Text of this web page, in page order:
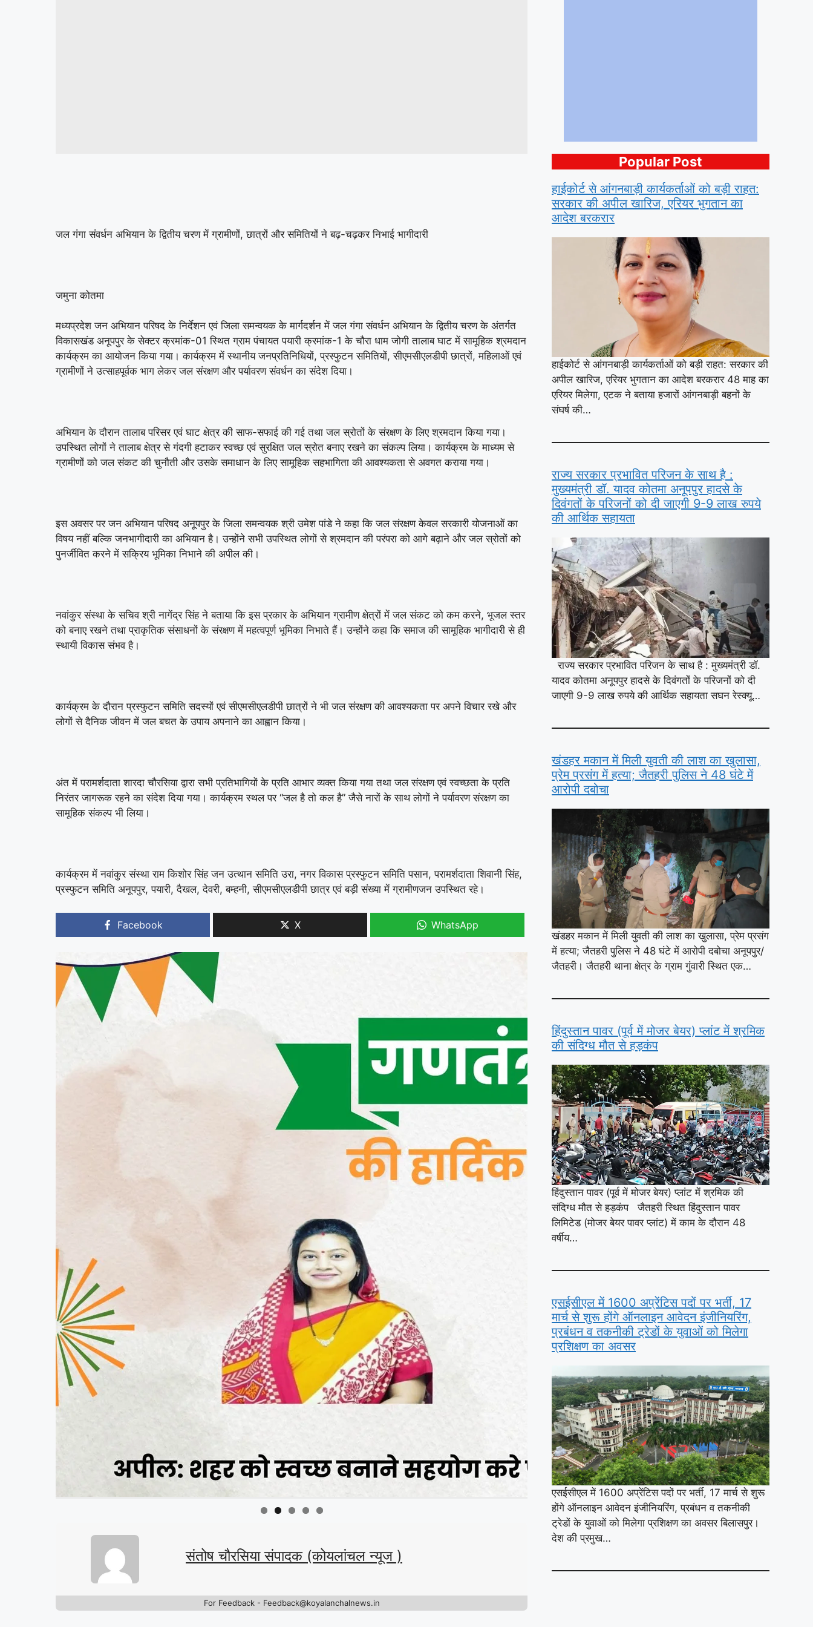
जल गंगा संवर्धन अभियान के द्वितीय चरण में ग्रामीणों, छात्रों और समितियों ने बढ़-चढ़कर निभाई भागीदारी
जमुना कोतमा
मध्यप्रदेश जन अभियान परिषद के निर्देशन एवं जिला समन्वयक के मार्गदर्शन में जल गंगा संवर्धन अभियान के द्वितीय चरण के अंतर्गत
विकासखंड अनूपपुर के सेक्टर क्रमांक-01 स्थित ग्राम पंचायत पयारी क्रमांक-1 के चौरा धाम जोगी तालाब घाट में सामूहिक श्रमदान
कार्यक्रम का आयोजन किया गया। कार्यक्रम में स्थानीय जनप्रतिनिधियों, प्रस्फुटन समितियों, सीएमसीएलडीपी छात्रों, महिलाओं एवं
ग्रामीणों ने उत्साहपूर्वक भाग लेकर जल संरक्षण और पर्यावरण संवर्धन का संदेश दिया।
अभियान के दौरान तालाब परिसर एवं घाट क्षेत्र की साफ-सफाई की गई तथा जल स्रोतों के संरक्षण के लिए श्रमदान किया गया।
उपस्थित लोगों ने तालाब क्षेत्र से गंदगी हटाकर स्वच्छ एवं सुरक्षित जल स्रोत बनाए रखने का संकल्प लिया। कार्यक्रम के माध्यम से
ग्रामीणों को जल संकट की चुनौती और उसके समाधान के लिए सामूहिक सहभागिता की आवश्यकता से अवगत कराया गया।
इस अवसर पर जन अभियान परिषद अनूपपुर के जिला समन्वयक श्री उमेश पांडे ने कहा कि जल संरक्षण केवल सरकारी योजनाओं का
विषय नहीं बल्कि जनभागीदारी का अभियान है। उन्होंने सभी उपस्थित लोगों से श्रमदान की परंपरा को आगे बढ़ाने और जल स्रोतों को
पुनर्जीवित करने में सक्रिय भूमिका निभाने की अपील की।
नवांकुर संस्था के सचिव श्री नागेंद्र सिंह ने बताया कि इस प्रकार के अभियान ग्रामीण क्षेत्रों में जल संकट को कम करने, भूजल स्तर
को बनाए रखने तथा प्राकृतिक संसाधनों के संरक्षण में महत्वपूर्ण भूमिका निभाते हैं। उन्होंने कहा कि समाज की सामूहिक भागीदारी से ही
स्थायी विकास संभव है।
कार्यक्रम के दौरान प्रस्फुटन समिति सदस्यों एवं सीएमसीएलडीपी छात्रों ने भी जल संरक्षण की आवश्यकता पर अपने विचार रखे और
लोगों से दैनिक जीवन में जल बचत के उपाय अपनाने का आह्वान किया।
अंत में परामर्शदाता शारदा चौरसिया द्वारा सभी प्रतिभागियों के प्रति आभार व्यक्त किया गया तथा जल संरक्षण एवं स्वच्छता के प्रति
निरंतर जागरूक रहने का संदेश दिया गया। कार्यक्रम स्थल पर “जल है तो कल है” जैसे नारों के साथ लोगों ने पर्यावरण संरक्षण का
सामूहिक संकल्प भी लिया।
कार्यक्रम में नवांकुर संस्था राम किशोर सिंह जन उत्थान समिति उरा, नगर विकास प्रस्फुटन समिति पसान, परामर्शदाता शिवानी सिंह,
प्रस्फुटन समिति अनूपपुर, पयारी, दैखल, देवरी, बम्हनी, सीएमसीएलडीपी छात्र एवं बड़ी संख्या में ग्रामीणजन उपस्थित रहे।
Facebook X WhatsApp
संतोष चौरसिया संपादक (कोयलांचल न्यूज )
For Feedback - Feedback@koyalanchalnews.in
Popular Post
हाईकोर्ट से आंगनबाड़ी कार्यकर्ताओं को बड़ी राहत:
सरकार की अपील खारिज, एरियर भुगतान का
आदेश बरकरार
हाईकोर्ट से आंगनबाड़ी कार्यकर्ताओं को बड़ी राहत: सरकार की
अपील खारिज, एरियर भुगतान का आदेश बरकरार 48 माह का
एरियर मिलेगा, एटक ने बताया हजारों आंगनबाड़ी बहनों के
संघर्ष की…
राज्य सरकार प्रभावित परिजन के साथ है :
मुख्यमंत्री डॉ. यादव कोतमा अनूपपुर हादसे के
दिवंगतों के परिजनों को दी जाएगी 9-9 लाख रुपये
की आर्थिक सहायता
राज्य सरकार प्रभावित परिजन के साथ है : मुख्यमंत्री डॉ.
यादव कोतमा अनूपपुर हादसे के दिवंगतों के परिजनों को दी
जाएगी 9-9 लाख रुपये की आर्थिक सहायता सघन रेस्क्यू…
खंडहर मकान में मिली युवती की लाश का खुलासा,
प्रेम प्रसंग में हत्या; जैतहरी पुलिस ने 48 घंटे में
आरोपी दबोचा
खंडहर मकान में मिली युवती की लाश का खुलासा, प्रेम प्रसंग
में हत्या; जैतहरी पुलिस ने 48 घंटे में आरोपी दबोचा अनूपपुर/
जैतहरी। जैतहरी थाना क्षेत्र के ग्राम गुंवारी स्थित एक…
हिंदुस्तान पावर (पूर्व में मोजर बेयर) प्लांट में श्रमिक
की संदिग्ध मौत से हड़कंप
हिंदुस्तान पावर (पूर्व में मोजर बेयर) प्लांट में श्रमिक की
संदिग्ध मौत से हड़कंप जैतहरी स्थित हिंदुस्तान पावर
लिमिटेड (मोजर बेयर पावर प्लांट) में काम के दौरान 48
वर्षीय…
एसईसीएल में 1600 अप्रेंटिस पदों पर भर्ती, 17
मार्च से शुरू होंगे ऑनलाइन आवेदन इंजीनियरिंग,
प्रबंधन व तकनीकी ट्रेडों के युवाओं को मिलेगा
प्रशिक्षण का अवसर
एसईसीएल में 1600 अप्रेंटिस पदों पर भर्ती, 17 मार्च से शुरू
होंगे ऑनलाइन आवेदन इंजीनियरिंग, प्रबंधन व तकनीकी
ट्रेडों के युवाओं को मिलेगा प्रशिक्षण का अवसर बिलासपुर।
देश की प्रमुख…